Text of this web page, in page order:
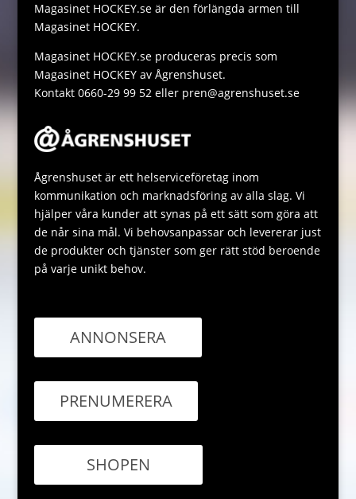
k
p
g
Magasinet HOCKEY.se är den förlängda armen till
Magasinet HOCKEY.
Magasinet HOCKEY.se produceras precis som
Magasinet HOCKEY av Ågrenshuset.
Kontakt 0660-29 99 52 eller pren@agrenshuset.se
Ågrenshuset är ett helserviceföretag inom
kommunikation och marknadsföring av alla slag. Vi
hjälper våra kunder att synas på ett sätt som göra att
de når sina mål. Vi behovsanpassar och levererar just
de produkter och tjänster som ger rätt stöd beroende
på varje unikt behov.
ANNONSERA
PRENUMERERA
SHOPEN